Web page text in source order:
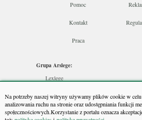
Na potrzeby naszej witryny używamy plików cookie w
analizowania ruchu na stronie oraz udostępniania funkcji
społecznościowych.Korzystanie z portalu oznacza
Pomoc
Kontakt
Praca
Grupa Arslege:
Lexlege
Skarbowcy
Urzędnik